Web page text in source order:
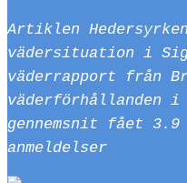
Artiklen
vädersituation i
väderrapport från
väderförhållanden
gennemsnit fået 3.9
anmeldelser